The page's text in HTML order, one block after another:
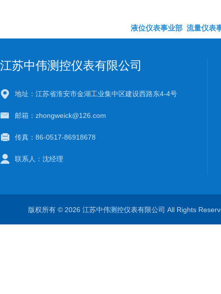
液位仪表事业部 流量仪表
江苏中伟测控仪表有限公司
地址：江苏省淮安市金湖工业集中区建设西路东4-4号
邮箱：zhongweick@126.com
传真：86-0517-86918678
联系人：沈经理
版权所有 © 2026 江苏中伟测控仪表有限公司 All Rights